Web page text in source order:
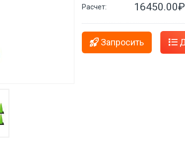
Расчет: 16450.00₽
Запросить